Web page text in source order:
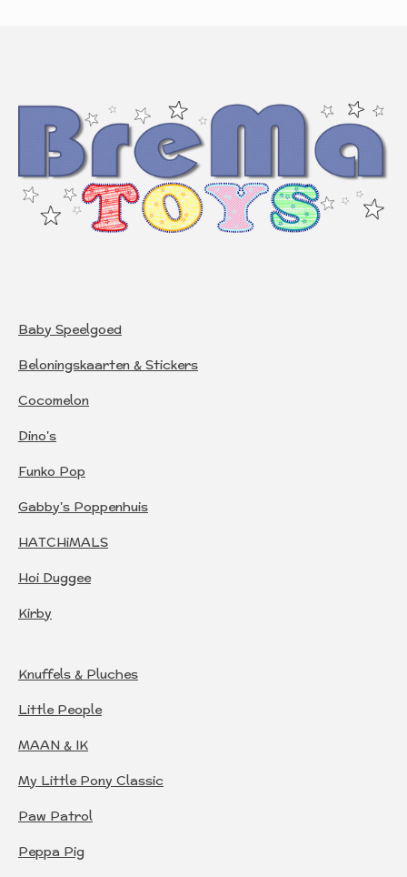
Baby Speelgoed
Beloningskaarten & Stickers
Cocomelon
Dino's
Funko Pop
Gabby's Poppenhuis
HATCHiMALS
Hoi Duggee
Kirby
Knuffels & Pluches
Little People
MAAN & IK
My Little Pony Classic
Paw Patrol
Peppa Pig